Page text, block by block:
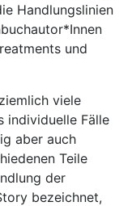
Handlungslinien
und
viele
individuelle Fälle
aber auch
Teile
der
bezeichnet,